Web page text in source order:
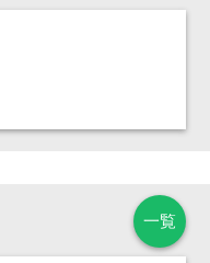
一覧